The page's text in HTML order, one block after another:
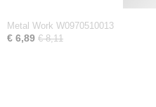
Metal Work W0970510013
€ 6,89 € 8,11